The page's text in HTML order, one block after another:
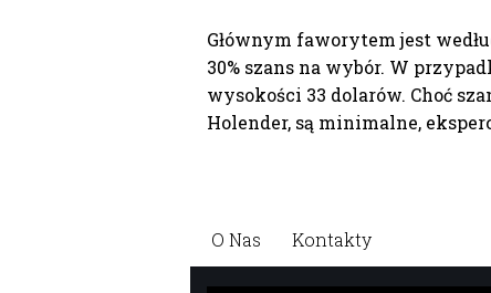
Głównym faworytem jest
30% szans na wybór. W
wysokości 33 dolarów. Choć
Holender, są minimalne,
O Nas Kontakty